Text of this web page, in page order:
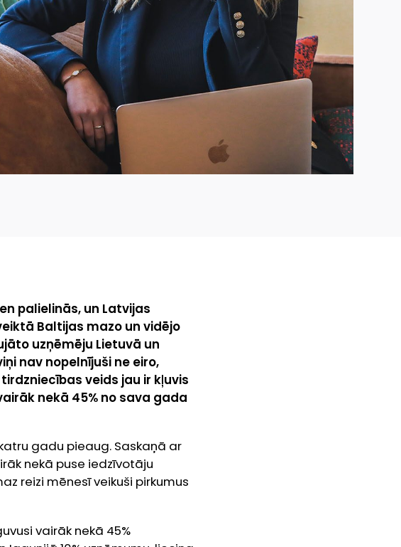
palielinās, un Latvijas
Baltijas mazo un vidējo
uzņēmēju Lietuvā un
nav nopelnījuši ne eiro,
veids jau ir kļuvis
nekā 45% no sava gada
gadu pieaug. Saskaņā ar
nekā puse iedzīvotāju
reizi mēnesī veikuši pirkumus
vairāk nekā 45%